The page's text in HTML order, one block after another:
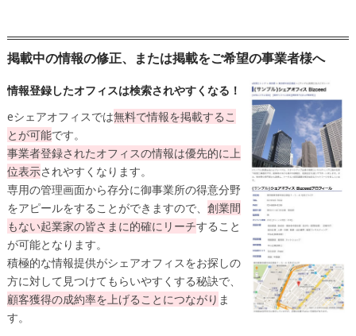
掲載中の情報の修正、または掲載をご希望の事業者様へ
情報登録したオフィスは検索されやすくなる！
eシェアオフィスでは無料で情報を掲載するこ
とが可能です。
事業者登録されたオフィスの情報は優先的に上
位表示されやすくなります。
専用の管理画面から存分に御事業所の得意分野
をアピールをすることができますので、 創業間
もない起業家の皆さまに的確にリーチすること
が可能となります。
積極的な情報提供がシェアオフィスをお探しの
方に対して見つけてもらいやすくする秘訣で、
顧客獲得の成約率を上げることにつながり ま
す。